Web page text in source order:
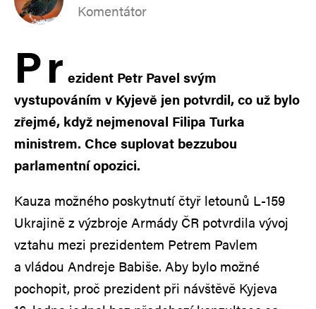
Komentátor
Pr ezident Petr Pavel svým
vystupováním v Kyjevě jen potvrdil, co už bylo
zřejmé, když nejmenoval Filipa Turka
ministrem. Chce suplovat bezzubou
parlamentní opozici.
Kauza možného poskytnutí čtyř letounů L‑159
Ukrajině z výzbroje Armády ČR potvrdila vývoj
vztahu mezi prezidentem Petrem Pavlem
a vládou Andreje Babiše. Aby bylo možné
pochopit, proč prezident při návštěvě Kyjeva